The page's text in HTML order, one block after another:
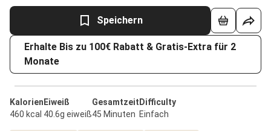
Speichern
Erhalte Bis zu 100€ Rabatt & Gratis-Extra für 2
Monate
Kalorien
460 kcal
Eiweiß
40.6g eiweiß
Gesamtzeit
45 Minuten
Difficulty
Einfach